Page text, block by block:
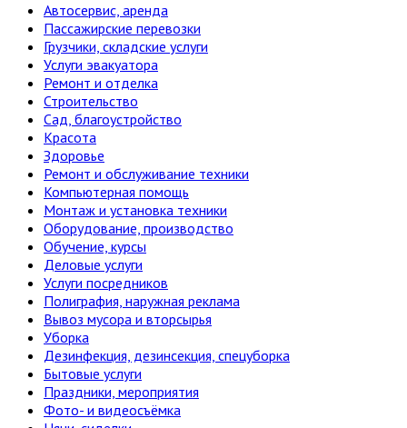
Автосервис, аренда
Пассажирские перевозки
Грузчики, складские услуги
Услуги эвакуатора
Ремонт и отделка
Строительство
Сад, благоустройство
Красота
Здоровье
Ремонт и обслуживание техники
Компьютерная помощь
Монтаж и установка техники
Оборудование, производство
Обучение, курсы
Деловые услуги
Услуги посредников
Полиграфия, наружная реклама
Вывоз мусора и вторсырья
Уборка
Дезинфекция, дезинсекция, спецуборка
Бытовые услуги
Праздники, мероприятия
Фото- и видеосъёмка